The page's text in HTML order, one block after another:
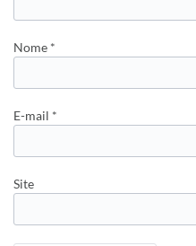
Nome *
E-mail *
Site